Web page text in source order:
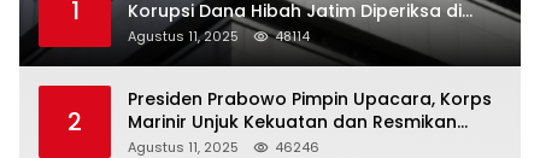
1
Korupsi Dana Hibah Jatim Diperiksa di
Trenggalek
Agustus 11, 2025 48114
2
Presiden Prabowo Pimpin Upacara, Korps
Marinir Unjuk Kekuatan dan Resmikan
Struktur Baru
Agustus 11, 2025 46246